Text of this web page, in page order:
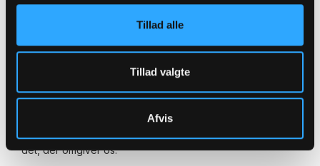
Tillad alle
Tillad valgte
Afvis
hvilket kort fortalt er tanken om, at
moderne mennesker har mistet noget af respekten for
det, der er større end dem selv.
Det er en analyse, Signe Wenneberg genkender.
- Vi skal have en langt større agtelse for skaberværket –
det, der omgiver os.